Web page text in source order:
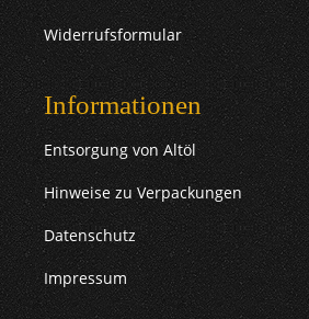
Widerrufsformular
Informationen
Entsorgung von Altöl
Hinweise zu Verpackungen
Datenschutz
Impressum